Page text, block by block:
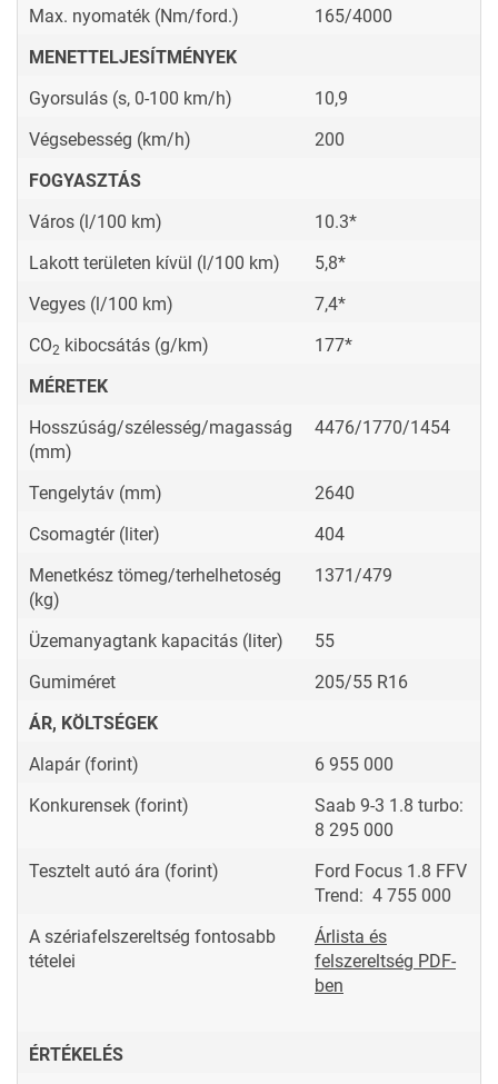
Max. nyomaték (Nm/ford.)
165/4000
MENETTELJESÍTMÉNYEK
Gyorsulás (s, 0-100 km/h)
10,9
Végsebesség (km/h)
200
FOGYASZTÁS
Város (l/100 km)
10.3*
Lakott területen kívül (l/100 km)
5,8*
Vegyes (l/100 km)
7,4*
CO2 kibocsátás (g/km)
177*
MÉRETEK
Hosszúság/szélesség/magasság
(mm)
4476/1770/1454
Tengelytáv (mm)
2640
Csomagtér (liter)
404
Menetkész tömeg/terhelhetoség
(kg)
1371/479
Üzemanyagtank kapacitás (liter)
55
Gumiméret
205/55 R16
ÁR, KÖLTSÉGEK
Alapár (forint)
6 955 000
Konkurensek (forint)
Saab 9-3 1.8 turbo:
8 295 000
Tesztelt autó ára (forint)
Ford Focus 1.8 FFV
Trend: 4 755 000
A szériafelszereltség fontosabb
tételei
Árlista és
felszereltség PDF-
ben
ÉRTÉKELÉS